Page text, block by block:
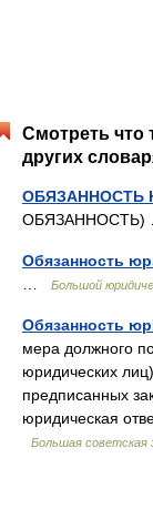
Смотреть что
других
ОБЯЗАННОСТЬ
Обязанность
Большой
Обязанность
мера должного
юридических
предписанных
юридическая
Большая советская